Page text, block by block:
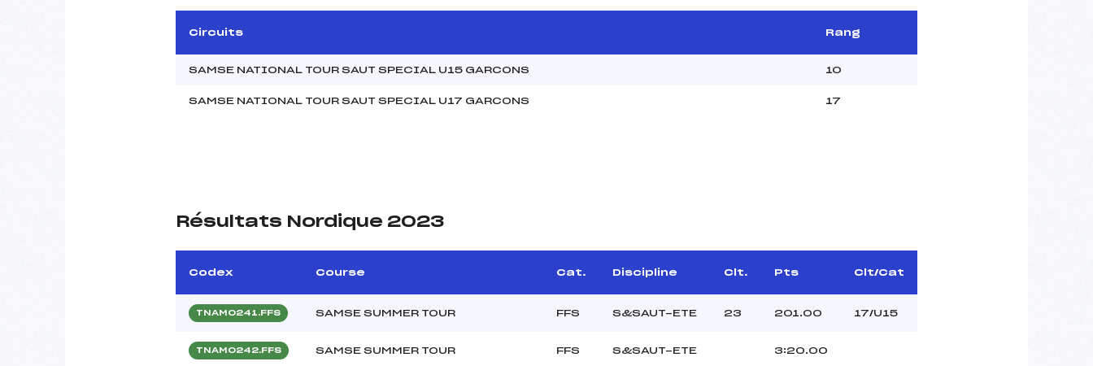
Circuits Rang
SAMSE NATIONAL TOUR SAUT SPECIAL U15 GARCONS 10
SAMSE NATIONAL TOUR SAUT SPECIAL U17 GARCONS 17
Résultats Nordique 2023
Codex Course Cat. Discipline Clt. Pts Clt/Cat
TNAM0241.FFS SAMSE SUMMER TOUR FFS S&SAUT-ETE 23 201.00 17/U15
TNAM0242.FFS SAMSE SUMMER TOUR FFS S&SAUT-ETE 3:20.00